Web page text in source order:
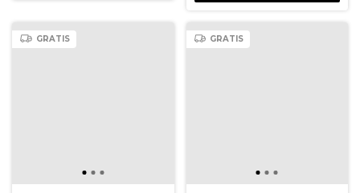
GRATIS GRATIS